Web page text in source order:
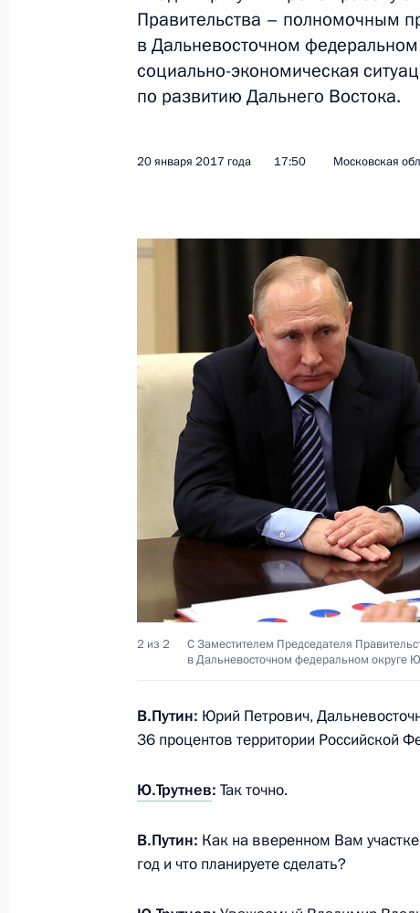
коронавирусной инфекции
Совещание с членами Правительства
10 марта 2021 года, 18:30
Совещание о ситуации с
27 апреля 2020 года, 15:25
Встреча с Юрием Трутневым и
6 апреля 2020 года, 14:25
Заседание президиума Госсовета
4 сентября 2019 года, 13:50
Заседание президиума Госсовета
10 сентября 2018 года, 11:50
Совещание по подготовке заседания
Правительства – полномочным
в Дальневосточном
социально-экономическая
по развитию Дальнего Востока.
20 января 2017 года 17:50 Московская
2 из 2
С Заместителем Председателя
в Дальневосточном федеральном округе
В.Путин: Юрий Петрович,
36 процентов территории Российской
Ю.Трутнев: Так точно.
В.Путин: Как на вверенном Вам
год и что планируете сделать?